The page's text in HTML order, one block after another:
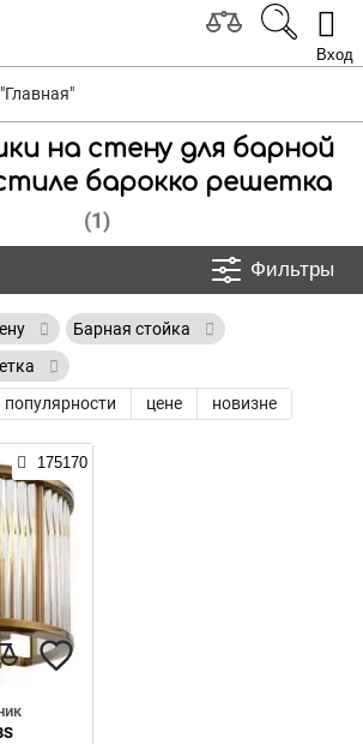
Вход
на стену для барной
барокко решетка
(1)
Фильтры
Барная стойка
популярности цене новизне
175170